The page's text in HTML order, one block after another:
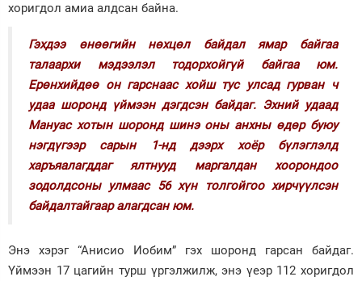
хоригдол амиа алдсан байна.
Гэхдээ өнөөгийн нөхцөл байдал ямар байгаа
талаархи мэдээлэл тодорхойгүй байгаа юм.
Ерөнхийдөө он гарснаас хойш тус улсад гурван ч
удаа шоронд үймээн дэгдсэн байдаг. Эхний удаад
Мануас хотын шоронд шинэ оны анхны өдөр буюу
нэгдүгээр сарын 1-нд дээрх хоёр бүлэглэлд
харъяалагддаг ялтнууд маргалдан хоорондоо
зодолдсоны улмаас 56 хүн толгойгоо хирчүүлсэн
байдалтайгаар алагдсан юм.
Энэ хэрэг “Анисио Иобим” гэх шоронд гарсан байдаг.
Үймээн 17 цагийн турш үргэлжилж, энэ үеэр 112 хоригдол